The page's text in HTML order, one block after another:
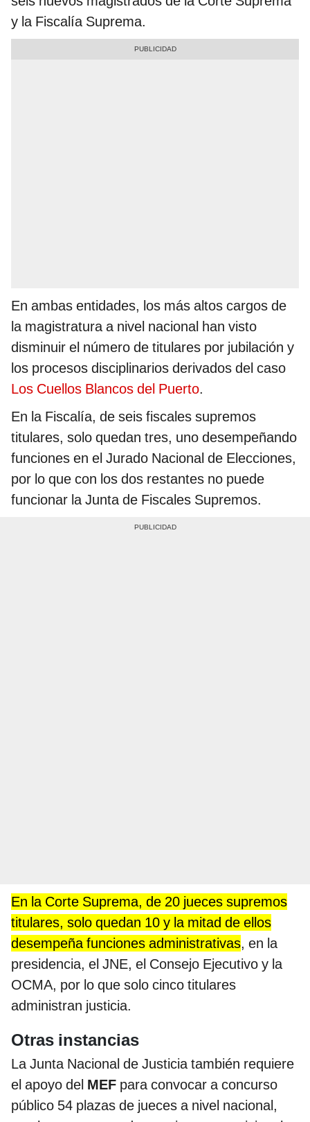
y la Fiscalía Suprema.
En ambas entidades, los más altos cargos de
la magistratura a nivel nacional han visto
disminuir el número de titulares por jubilación y
los procesos disciplinarios derivados del caso
Los Cuellos Blancos del Puerto.
En la Fiscalía, de seis fiscales supremos
titulares, solo quedan tres, uno desempeñando
funciones en el Jurado Nacional de Elecciones,
por lo que con los dos restantes no puede
funcionar la Junta de Fiscales Supremos.
En la Corte Suprema, de 20 jueces supremos
titulares, solo quedan 10 y la mitad de ellos
desempeña funciones administrativas, en la
presidencia, el JNE, el Consejo Ejecutivo y la
OCMA, por lo que solo cinco titulares
administran justicia.
Otras instancias
La Junta Nacional de Justicia también requiere
el apoyo del MEF para convocar a concurso
público 54 plazas de jueces a nivel nacional,